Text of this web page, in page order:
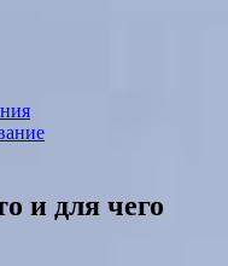
и для чего